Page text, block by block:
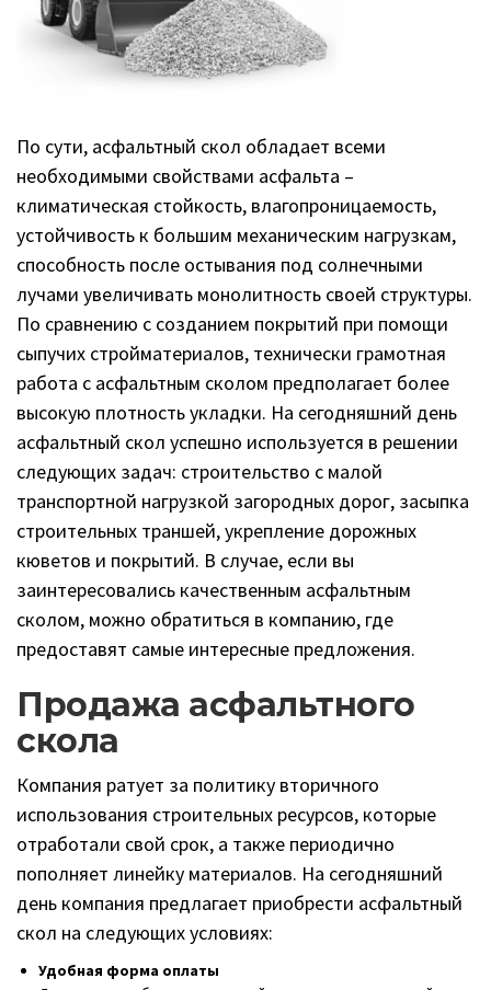
По сути, асфальтный скол обладает всеми
необходимыми свойствами асфальта –
климатическая стойкость, влагопроницаемость,
устойчивость к большим механическим нагрузкам,
способность после остывания под солнечными
лучами увеличивать монолитность своей структуры.
По сравнению с созданием покрытий при помощи
сыпучих стройматериалов, технически грамотная
работа с асфальтным сколом предполагает более
высокую плотность укладки. На сегодняшний день
асфальтный скол успешно используется в решении
следующих задач: строительство с малой
транспортной нагрузкой загородных дорог, засыпка
строительных траншей, укрепление дорожных
кюветов и покрытий. В случае, если вы
заинтересовались качественным асфальтным
сколом, можно обратиться в компанию, где
предоставят самые интересные предложения.
Продажа асфальтного
скола
Компания ратует за политику вторичного
использования строительных ресурсов, которые
отработали свой срок, а также периодично
пополняет линейку материалов. На сегодняшний
день компания предлагает приобрести асфальтный
скол на следующих условиях:
Удобная форма оплаты